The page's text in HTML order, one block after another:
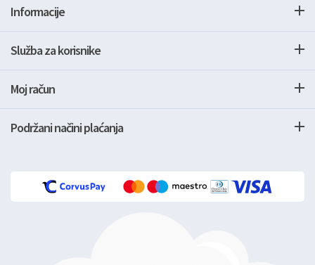
Informacije
Služba za korisnike
Moj račun
Podržani načini plaćanja